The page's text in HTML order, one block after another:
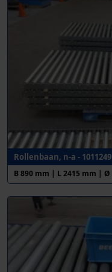
Rollenbaan, n-a - 1011249
B 890 mm | L 2415 mm |